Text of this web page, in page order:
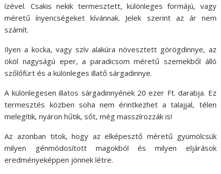
ízével. Csakis nekik termesztett, különleges formájú, vagy
méretű ínyencségeket kívánnak. Jelek szerint az ár nem
számít.
Ilyen a kocka, vagy szív alakúra növesztett görögdinnye, az
ököl nagyságú eper, a paradicsom méretű szemekből álló
szőlőfürt és a különleges illatő sárgadinnye.
A különlegesen illatos sárgadinnyének 20 ezer Ft. darabja. Ez
termesztés közben soha nem érintkezhet a talajjal, télen
melegítik, nyáron hűtik, sőt, még masszírozzák is!
Az azonban titok, hogy az elképesztő méretű gyümölcsük
milyen génmódosított magokból és milyen eljárások
eredményeképpen jönnek létre.